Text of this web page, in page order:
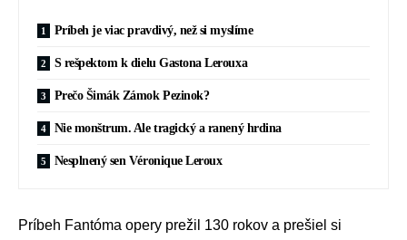
Príbeh je viac pravdivý, než si myslíme
S rešpektom k dielu Gastona Lerouxa
Prečo Šimák Zámok Pezinok?
Nie monštrum. Ale tragický a ranený hrdina
Nesplnený sen Véronique Leroux
Príbeh Fantóma opery prežil 130 rokov a prešiel si